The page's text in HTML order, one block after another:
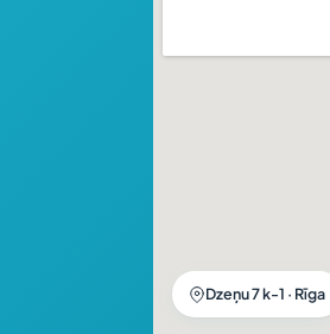
Dzeņu 7 k-1 · Rīga